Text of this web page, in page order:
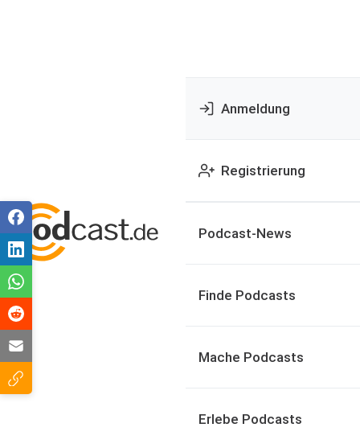
Anmeldung
Registrierung
Podcast-News
Finde Podcasts
Mache Podcasts
Erlebe Podcasts